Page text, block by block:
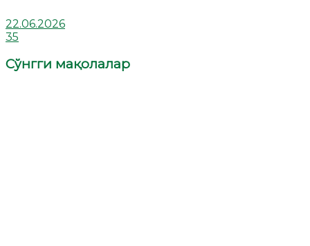
22.06.2026
35
Сўнгги мақолалар